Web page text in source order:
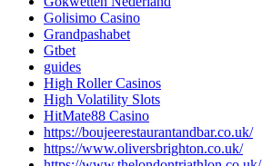
Golisimo Casino
Grandpashabet
Gtbet
guides
High Roller Casinos
High Volatility Slots
HitMate88 Casino
https://boujeerestaurantandbar.co.uk/
https://www.oliversbrighton.co.uk/